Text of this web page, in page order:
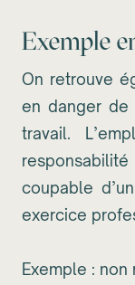
Exemple
On retrouve
en danger de
travail.
coupable
exercice
Exemple : non